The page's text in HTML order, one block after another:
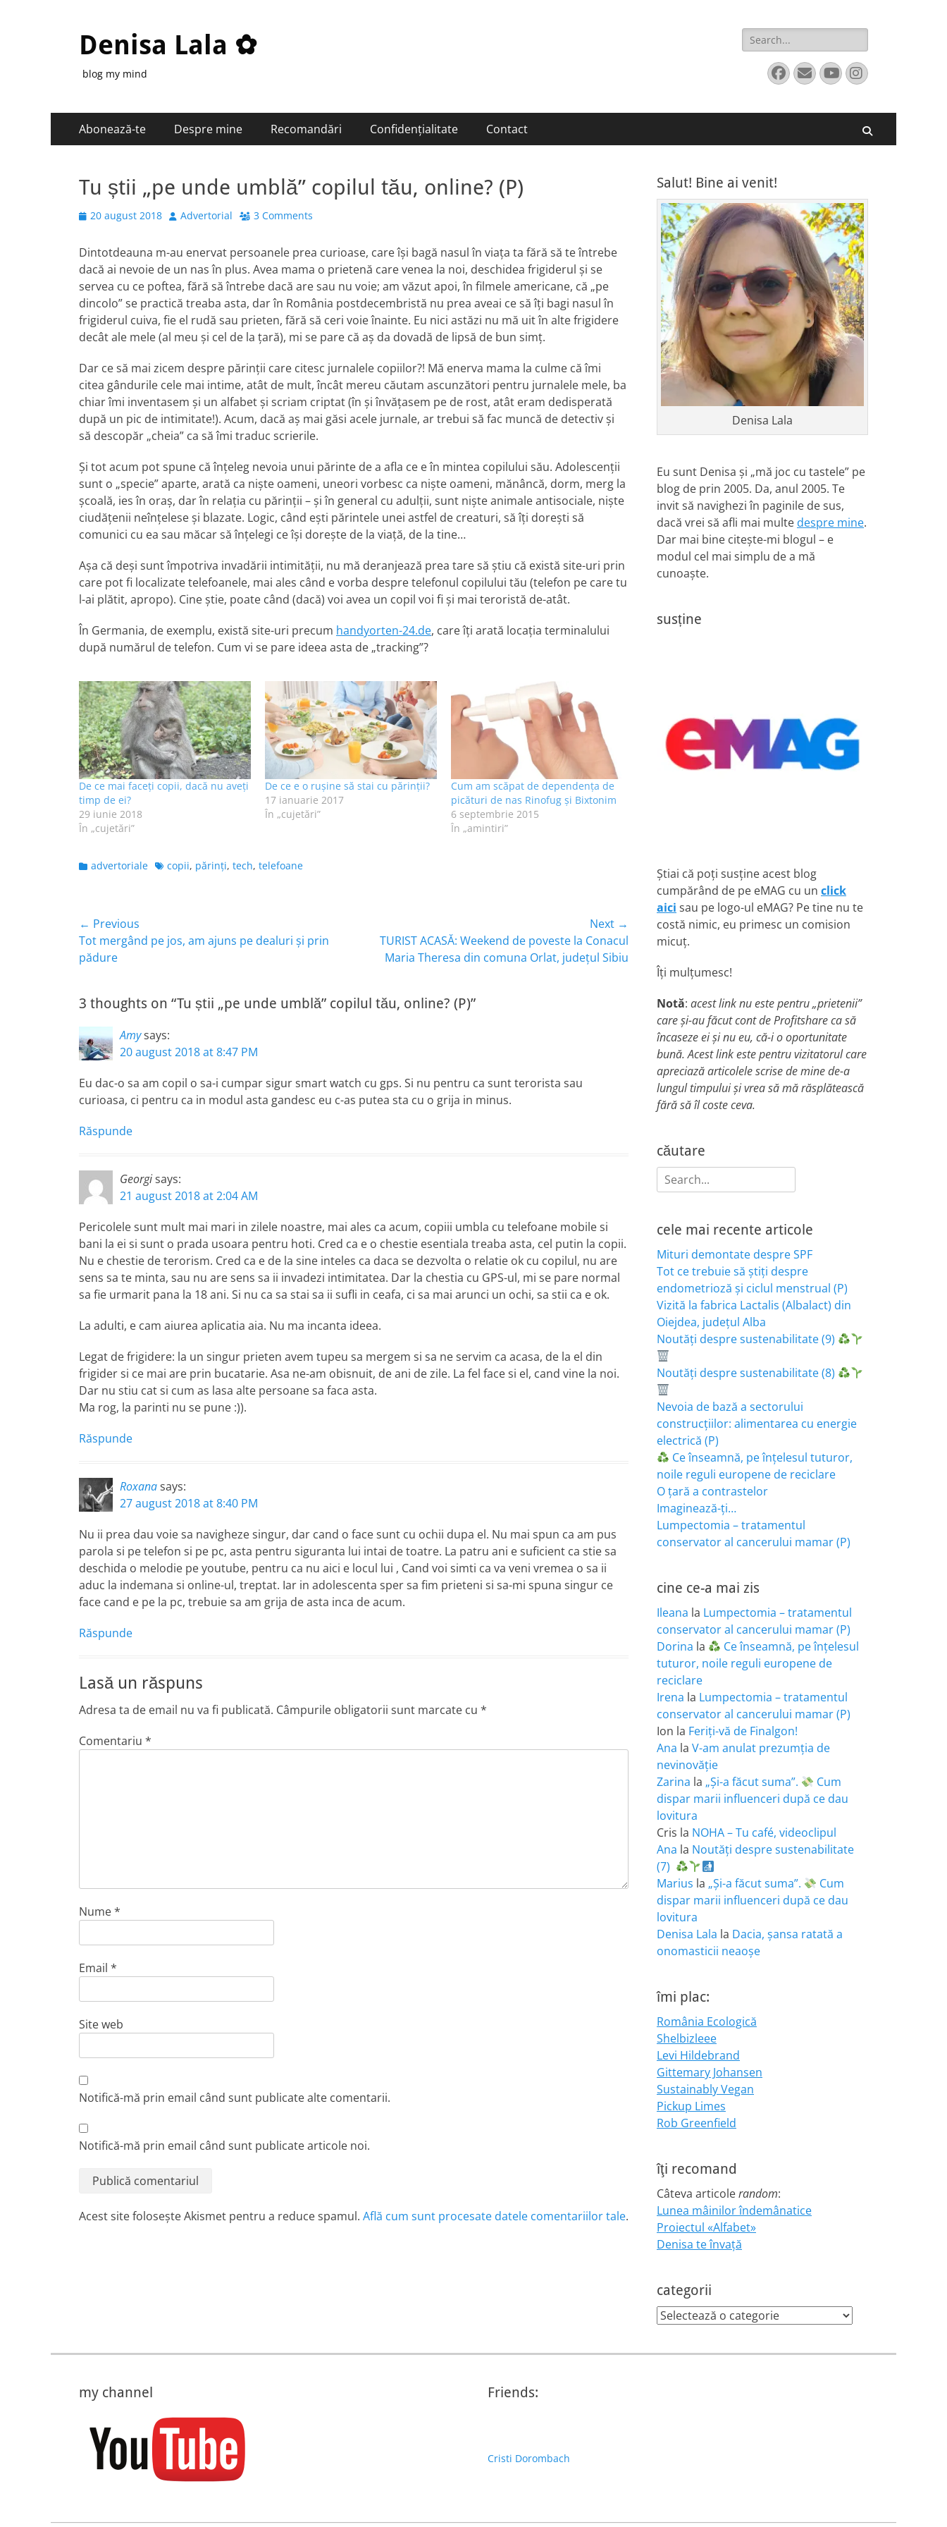
Denisa Lala ✿
blog my mind
Search
for:
Facebook
EmailYouTube
Instagram
Primary
Menu
Abonează-te Despre mine Recomandări Confidențialitate Contact
Tu știi „pe unde umblă” copilul tău, online? (P)
Posted
20 august 2018 Author
Advertorial 3 Comments
Dintotdeauna m-au enervat persoanele prea curioase, care își bagă nasul în viața ta fără să te întrebe
dacă ai nevoie de un nas în plus. Avea mama o prietenă care venea la noi, deschidea frigiderul și se
servea cu ce poftea, fără să întrebe dacă are sau nu voie; am văzut apoi, în filmele americane, că „pe
dincolo” se practică treaba asta, dar în România postdecembristă nu prea aveai ce să îți bagi nasul în
frigiderul cuiva, fie el rudă sau prieten, fără să ceri voie înainte. Eu nici astăzi nu mă uit în alte frigidere
decât ale mele (al meu și cel de la țară), mi se pare că aș da dovadă de lipsă de bun simț.
Dar ce să mai zicem despre părinții care citesc jurnalele copiilor?! Mă enerva mama la culme că îmi
citea gândurile cele mai intime, atât de mult, încât mereu căutam ascunzători pentru jurnalele mele, ba
chiar îmi inventasem și un alfabet și scriam criptat (în și învățasem pe de rost, atât eram dedisperată
după un pic de intimitate!). Acum, dacă aș mai găsi acele jurnale, ar trebui să fac muncă de detectiv și
să descopăr „cheia” ca să îmi traduc scrierile.
Și tot acum pot spune că înțeleg nevoia unui părinte de a afla ce e în mintea copilului său. Adolescenții
sunt o „specie” aparte, arată ca niște oameni, uneori vorbesc ca niște oameni, mănâncă, dorm, merg la
școală, ies în oraș, dar în relația cu părinții – și în general cu adulții, sunt niște animale antisociale, niște
ciudățenii neînțelese și blazate. Logic, când ești părintele unei astfel de creaturi, să îți dorești să
comunici cu ea sau măcar să înțelegi ce își dorește de la viață, de la tine…
Așa că deși sunt împotriva invadării intimității, nu mă deranjează prea tare să știu că există site-uri prin
care pot fi localizate telefoanele, mai ales când e vorba despre telefonul copilului tău (telefon pe care tu
l-ai plătit, apropo). Cine știe, poate când (dacă) voi avea un copil voi fi și mai teroristă de-atât.
În Germania, de exemplu, există site-uri precum handyorten-24.de, care îți arată locația terminalului
după numărul de telefon. Cum vi se pare ideea asta de „tracking”?
De ce mai faceți copii, dacă nu aveți
timp de ei?
29 iunie 2018
În „cujetări”
De ce e o rușine să stai cu părinții?
17 ianuarie 2017
În „cujetări”
Cum am scăpat de dependența de
picături de nas Rinofug și Bixtonim
6 septembrie 2015
În „amintiri”
Categories
advertoriale Tagscopii, părinţi, tech, telefoane
Navigare
în
← Previous
Previous
post:
Tot mergând pe jos, am ajuns pe dealuri și prin
pădure
Next →
TURIST ACASĂ: Weekend de poveste la Conacul
Maria Theresa din comuna Orlat, județul Sibiu
3 thoughts on “Tu știi „pe unde umblă” copilul tău, online? (P)”
Amysays:
20 august 2018 at 8:47 PM
Eu dac-o sa am copil o sa-i cumpar sigur smart watch cu gps. Si nu pentru ca sunt terorista sau
curioasa, ci pentru ca in modul asta gandesc eu c-as putea sta cu o grija in minus.
Răspunde
Georgisays:
21 august 2018 at 2:04 AM
Pericolele sunt mult mai mari in zilele noastre, mai ales ca acum, copiii umbla cu telefoane mobile si
bani la ei si sunt o prada usoara pentru hoti. Cred ca e o chestie esentiala treaba asta, cel putin la copii.
Nu e chestie de terorism. Cred ca e de la sine inteles ca daca se dezvolta o relatie ok cu copilul, nu are
sens sa te minta, sau nu are sens sa ii invadezi intimitatea. Dar la chestia cu GPS-ul, mi se pare normal
sa fie urmarit pana la 18 ani. Si nu ca sa stai sa ii sufli in ceafa, ci sa mai arunci un ochi, sa stii ca e ok.
La adulti, e cam aiurea aplicatia aia. Nu ma incanta ideea.
Legat de frigidere: la un singur prieten avem tupeu sa mergem si sa ne servim ca acasa, de la el din
frigider si ce mai are prin bucatarie. Asa ne-am obisnuit, de ani de zile. La fel face si el, cand vine la noi.
Dar nu stiu cat si cum as lasa alte persoane sa faca asta.
Ma rog, la parinti nu se pune :)).
Răspunde
Roxanasays:
27 august 2018 at 8:40 PM
Nu ii prea dau voie sa navigheze singur, dar cand o face sunt cu ochii dupa el. Nu mai spun ca am pus
parola si pe telefon si pe pc, asta pentru siguranta lui intai de toatre. La patru ani e suficient ca stie sa
deschida o melodie pe youtube, pentru ca nu aici e locul lui , Cand voi simti ca va veni vremea o sa ii
aduc la indemana si online-ul, treptat. Iar in adolescenta sper sa fim prieteni si sa-mi spuna singur ce
face cand e pe la pc, trebuie sa am grija de asta inca de acum.
Răspunde
Lasă un răspuns
Adresa ta de email nu va fi publicată. Câmpurile obligatorii sunt marcate cu *
Comentariu *
Nume*
Email *
Site web
Notifică-mă prin email când sunt publicate alte comentarii.
Notifică-mă prin email când sunt publicate articole noi.
Acest site folosește Akismet pentru a reduce spamul. Află cum sunt procesate datele comentariilor tale.
Salut! Bine ai venit!
Denisa Lala
Eu sunt Denisa și „mă joc cu tastele” pe
blog de prin 2005. Da, anul 2005. Te
invit să navighezi în paginile de sus,
dacă vrei să afli mai multe despre mine.
Dar mai bine citește-mi blogul – e
modul cel mai simplu de a mă
cunoaște.
susține
Știai că poți susține acest blog
cumpărând de pe eMAG cu un click
aici sau pe logo-ul eMAG? Pe tine nu te
costă nimic, eu primesc un comision
micuț.
Îți mulțumesc!
Notă: acest link nu este pentru „prietenii”
care și-au făcut cont de Profitshare ca să
încaseze ei și nu eu, că-i o oportunitate
bună. Acest link este pentru vizitatorul care
apreciază articolele scrise de mine de-a
lungul timpului și vrea să mă răsplătească
fără să îl coste ceva.
căutare
Search
for:
cele mai recente articole
Mituri demontate despre SPF
Tot ce trebuie să știți despre
endometrioză și ciclul menstrual (P)
Vizită la fabrica Lactalis (Albalact) din
Oiejdea, județul Alba
Noutăți despre sustenabilitate (9)
Noutăți despre sustenabilitate (8)
Nevoia de bază a sectorului
construcțiilor: alimentarea cu energie
electrică (P)
Ce înseamnă, pe înțelesul tuturor,
noile reguli europene de reciclare
O țară a contrastelor
Imaginează-ți…
Lumpectomia – tratamentul
conservator al cancerului mamar (P)
cine ce-a mai zis
Ileana la Lumpectomia – tratamentul
conservator al cancerului mamar (P)
Dorina la
Ce înseamnă, pe înțelesul
tuturor, noile reguli europene de
reciclare
Irena la Lumpectomia – tratamentul
conservator al cancerului mamar (P)
Ion la Feriţi-vă de Finalgon!
Ana la V-am anulat prezumția de
nevinovăție
Zarina la „Și-a făcut suma”.
Cum
dispar marii influenceri după ce dau
lovitura
Cris la NOHA – Tu café, videoclipul
Ana la Noutăți despre sustenabilitate
(7)
Marius la „Și-a făcut suma”.
Cum
dispar marii influenceri după ce dau
lovitura
Denisa Lala la Dacia, șansa ratată a
onomasticii neaoșe
îmi plac:
România Ecologică
Shelbizleee
Levi Hildebrand
Gittemary Johansen
Sustainably Vegan
Pickup Limes
Rob Greenfield
îţi recomand
Câteva articolerandom:
Lunea mâinilor îndemânatice
Proiectul «Alfabet»
Denisa te învaţă
categorii
categorii
my channel Friends:
Cristi Dorombach